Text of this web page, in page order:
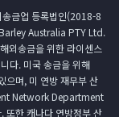
송금업 등록법인(2018-8
Australia PTY Ltd.
외송금을 위한 라이센스
다. 미국 송금을 위해
며, 미 연방 재무부 산
Network Department
또한 캐나다 연방정부 산